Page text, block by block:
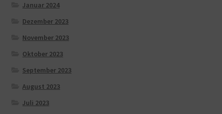
Januar 2024
Dezember 2023
November 2023
Oktober 2023
September 2023
August 2023
Juli 2023